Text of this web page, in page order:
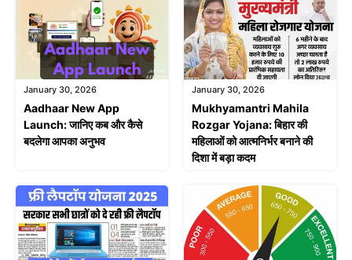
January 30, 2026
Aadhaar New App
Launch: जानिए कब और कैसे
बदलेगा आपका अनुभव
January 30, 2026
Mukhyamantri Mahila
Rozgar Yojana: बिहार की
महिलाओं को आत्मनिर्भर बनाने की
दिशा में बड़ा कदम